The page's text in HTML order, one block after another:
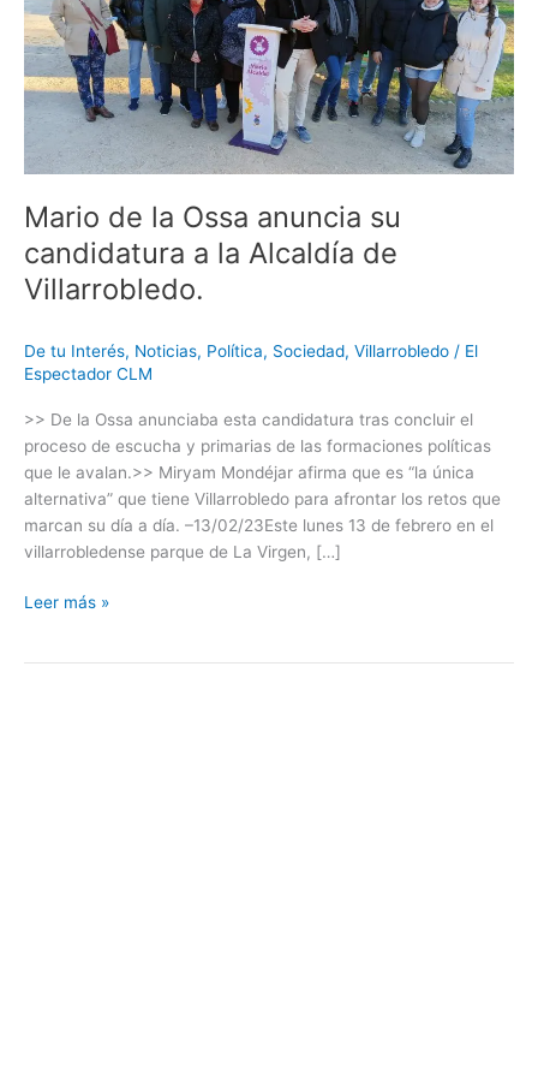
Mario de la Ossa anuncia su
candidatura a la Alcaldía de
Villarrobledo.
De tu Interés, Noticias, Política, Sociedad, Villarrobledo / El
Espectador CLM
>> De la Ossa anunciaba esta candidatura tras concluir el
proceso de escucha y primarias de las formaciones políticas
que le avalan.>> Miryam Mondéjar afirma que es “la única
alternativa” que tiene Villarrobledo para afrontar los retos que
marcan su día a día. –13/02/23Este lunes 13 de febrero en el
villarrobledense parque de La Virgen, […]
su
candidatura
la
Alcaldía
Villarrobledo.
Leer más »